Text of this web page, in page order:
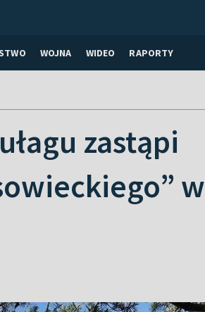
WOJNA WIDEO RAPORTY
zastąpi
w